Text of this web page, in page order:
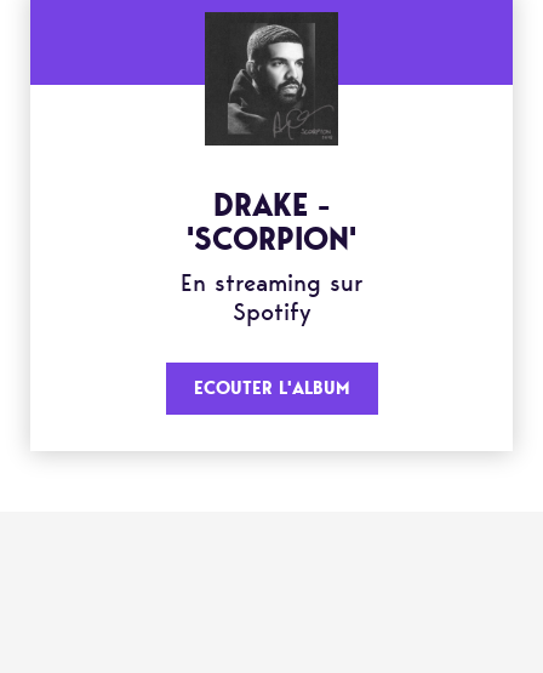
DRAKE -
'SCORPION'
En streaming sur
Spotify
ECOUTER L'ALBUM